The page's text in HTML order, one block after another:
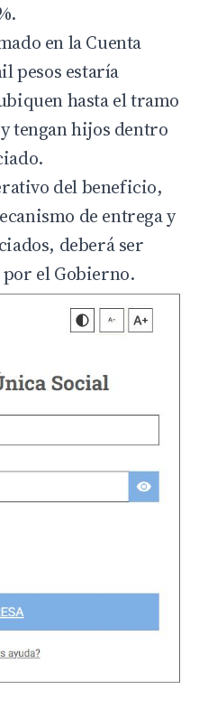
en la Cuenta
pesos estaría
hasta eltramo
tengan hijos dentro
del beneficio,
de entrega y
deberá ser
el Gobierno.